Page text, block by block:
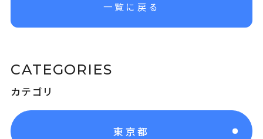
一覧に戻る
CATEGORIES
カテゴリ
東京都